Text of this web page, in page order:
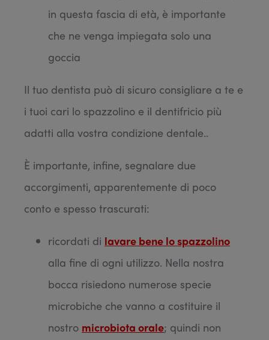
in questa fascia di età, è importante
che ne venga impiegata solo una
goccia
Il tuo dentista può di sicuro consigliare a te e
i tuoi cari lo spazzolino e il dentifricio più
adatti alla vostra condizione dentale..
È importante, infine, segnalare due
accorgimenti, apparentemente di poco
conto e spesso trascurati:
ricordati di lavare bene lo spazzolino
alla fine di ogni utilizzo. Nella nostra
bocca risiedono numerose specie
microbiche che vanno a costituire il
nostro microbiota orale; quindi non